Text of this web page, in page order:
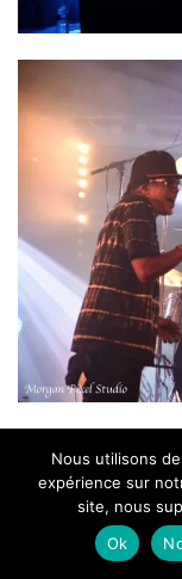
Du feu et
« Laissez-moi
s'exécute.
Nous utilisons
expérience sur
site, nous
Ok